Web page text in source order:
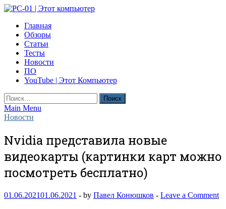
Skip
content
PC-01 | Этот компьютер
Компьютерные новости
Главная
Обзоры
Статьи
Тесты
Новости
ПО
YouTube | Этот Компьютер
Найти:
Main Menu
Новости
Nvidia представила новые
видеокарты (картинки карт можно
посмотреть бесплатно)
01.06.202101.06.2021 - by Павел Конюшков - Leave a Comment